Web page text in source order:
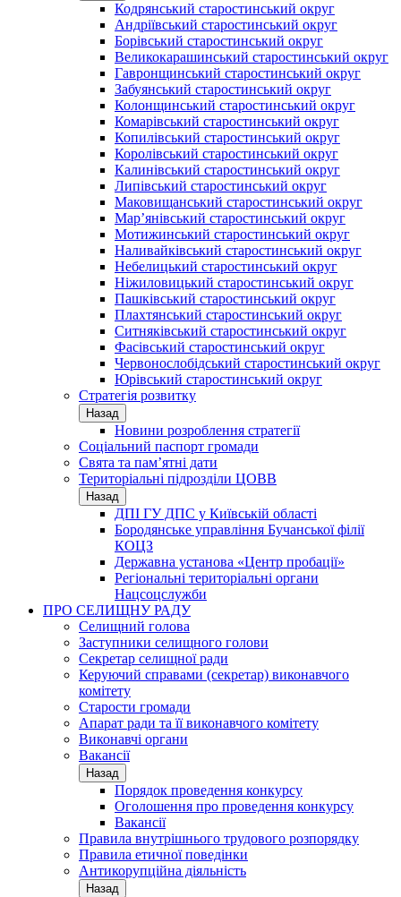
Кодрянський старостинський округ
Андріївський старостинський округ
Борівський старостинський округ
Великокарашинський старостинський округ
Гавронщинський старостинський округ
Забуянський старостинський округ
Колонщинський старостинський округ
Комарівський старостинський округ
Копилівський старостинський округ
Королівський старостинський округ
Калинівський старостинський округ
Липівський старостинський округ
Маковищанський старостинський округ
Мар’янівський старостинський округ
Мотижинський старостинський округ
Наливайківський старостинський округ
Небелицький старостинський округ
Ніжиловицький старостинський округ
Пашківський старостинський округ
Плахтянський старостинський округ
Ситняківський старостинський округ
Фасівський старостинський округ
Червонослобідський старостинський округ
Юрівський старостинський округ
Стратегія розвитку
Назад
Новини розроблення стратегії
Соціальний паспорт громади
Свята та пам’ятні дати
Територіальні підрозділи ЦОВВ
Назад
ДПІ ГУ ДПС у Київській області
Бородянське управління Бучанської філії
КОЦЗ
Державна установа «Центр пробації»
Регіональні територіальні органи
Нацсоцслужби
ПРО СЕЛИЩНУ РАДУ
Селищний голова
Заступники селищного голови
Секретар селищної ради
Керуючий справами (секретар) виконавчого
комітету
Старости громади
Апарат ради та її виконавчого комітету
Виконавчі органи
Вакансії
Назад
Порядок проведення конкурсу
Оголошення про проведення конкурсу
Вакансії
Правила внутрішнього трудового розпорядку
Правила етичної поведінки
Антикорупційна діяльність
Назад